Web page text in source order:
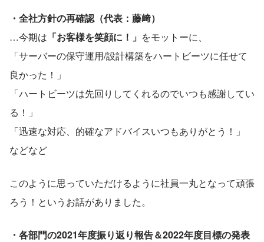
・全社方針の再確認（代表：藤﨑）
…今期は 「お客様を笑顔に！」 をモットーに、
「サーバーの保守運用/設計構築をハートビーツに任せて
良かった！」
「ハートビーツは先回りしてくれるのでいつも感謝してい
る！」
「迅速な対応、的確なアドバイスいつもありがとう！」
などなど
このように思っていただけるように社員一丸となって頑張
ろう！というお話がありました。
・各部門の2021年度振り返り報告＆2022年度目標の発表